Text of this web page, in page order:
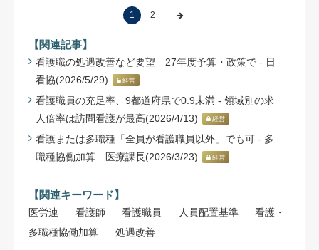
1 2
【関連記事】
看護職の処遇改善など要望 27年度予算・政策で - 日
看協(2026/5/29)
経営
看護職員の充足率、9都道府県で0.9未満 - 領域別の求
人倍率は訪問看護が最高(2026/4/13)
経営
看護または多職種「全員が看護職員以外」でも可 - 多
職種協働加算 医療課長(2026/3/23)
経営
【関連キーワード】
医労連 看護師 看護職員 人員配置基準
看護・
多職種協働加算
処遇改善